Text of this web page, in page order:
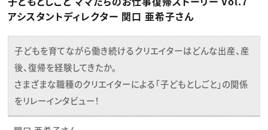
マーケティング
ディレクション
業界解説・キャリア事情
お役立ち基礎知識
アプリクリエイター
ゲームクリエイター
映像クリエイター
マーケッター
クリエイターインタビュー
C＆R Magazine
ニュース・トレンド トップ
Web
映像
ゲーム・エンタメ
広告
出版
CREATIVE VILLAGEからのお知らせ
アシスタントディレクター 関口 亜希子さん
子どもを育てながら働き続けるクリエイターはどんな出産、産
後、復帰を経験してきたか。
さまざまな職種のクリエイターによる「子どもとしごと」の関係
をリレーインタビュー！